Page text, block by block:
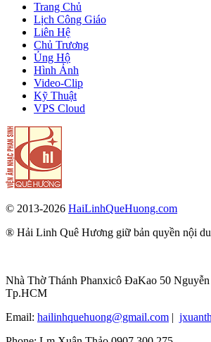
Trang Chủ
Lịch Công Giáo
Liên Hệ
Chủ Trương
Ủng Hộ
Hình Ảnh
Video-Clip
Kỹ Thuật
VPS Cloud
© 2013-2026 HaiLinhQueHuong.com
® Hải Linh Quê Hương giữ bản quyền nội
Nhà Thờ Thánh Phanxicô ĐaKao 50
Tp.HCM
Email: hailinhquehuong@gmail.com |